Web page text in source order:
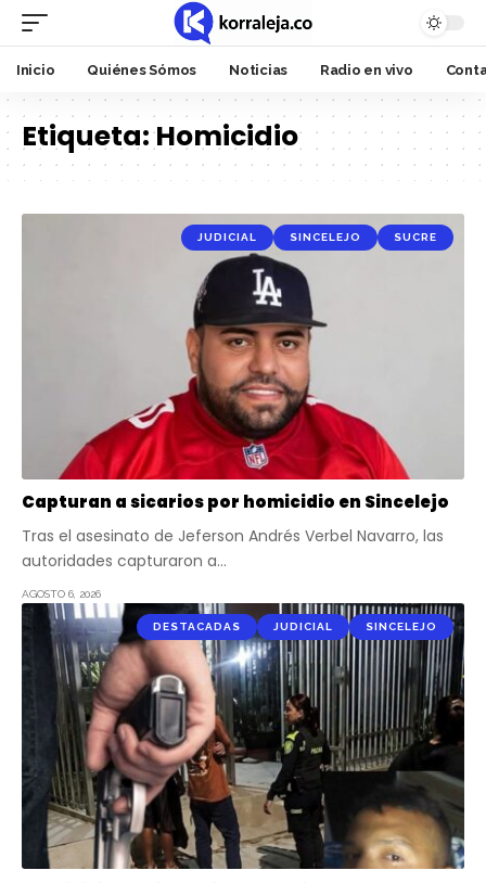
Inicio Quiénes Sómos Noticias Radio en vivo
Etiqueta:Homicidio
JUDICIAL SINCELEJO SUCRE
Capturan a sicarios por homicidio en Sincelejo
Tras el asesinato de Jeferson Andrés Verbel Navarro, las
autoridades capturaron a…
AGOSTO 6, 2026
DESTACADAS JUDICIAL SINCELEJO